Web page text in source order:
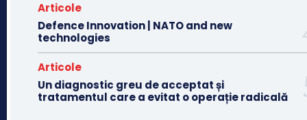
Articole
Defence Innovation | NATO and new
technologies
Articole
Un diagnostic greu de acceptat și
tratamentul care a evitat o operație radicală